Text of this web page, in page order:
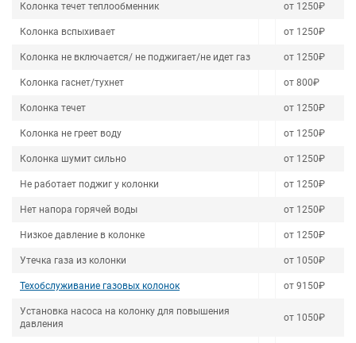
Колонка течет теплообменник от 1250₽
Колонка вспыхивает от 1250₽
Колонка не включается/ не поджигает/не идет газ от 1250₽
Колонка гаснет/тухнет от 800₽
Колонка течет от 1250₽
Колонка не греет воду от 1250₽
Колонка шумит сильно от 1250₽
Не работает поджиг у колонки от 1250₽
Нет напора горячей воды от 1250₽
Низкое давление в колонке от 1250₽
Утечка газа из колонки от 1050₽
Техобслуживание газовых колонок от 9150₽
Установка насоса на колонку для повышения
давления
от 1050₽